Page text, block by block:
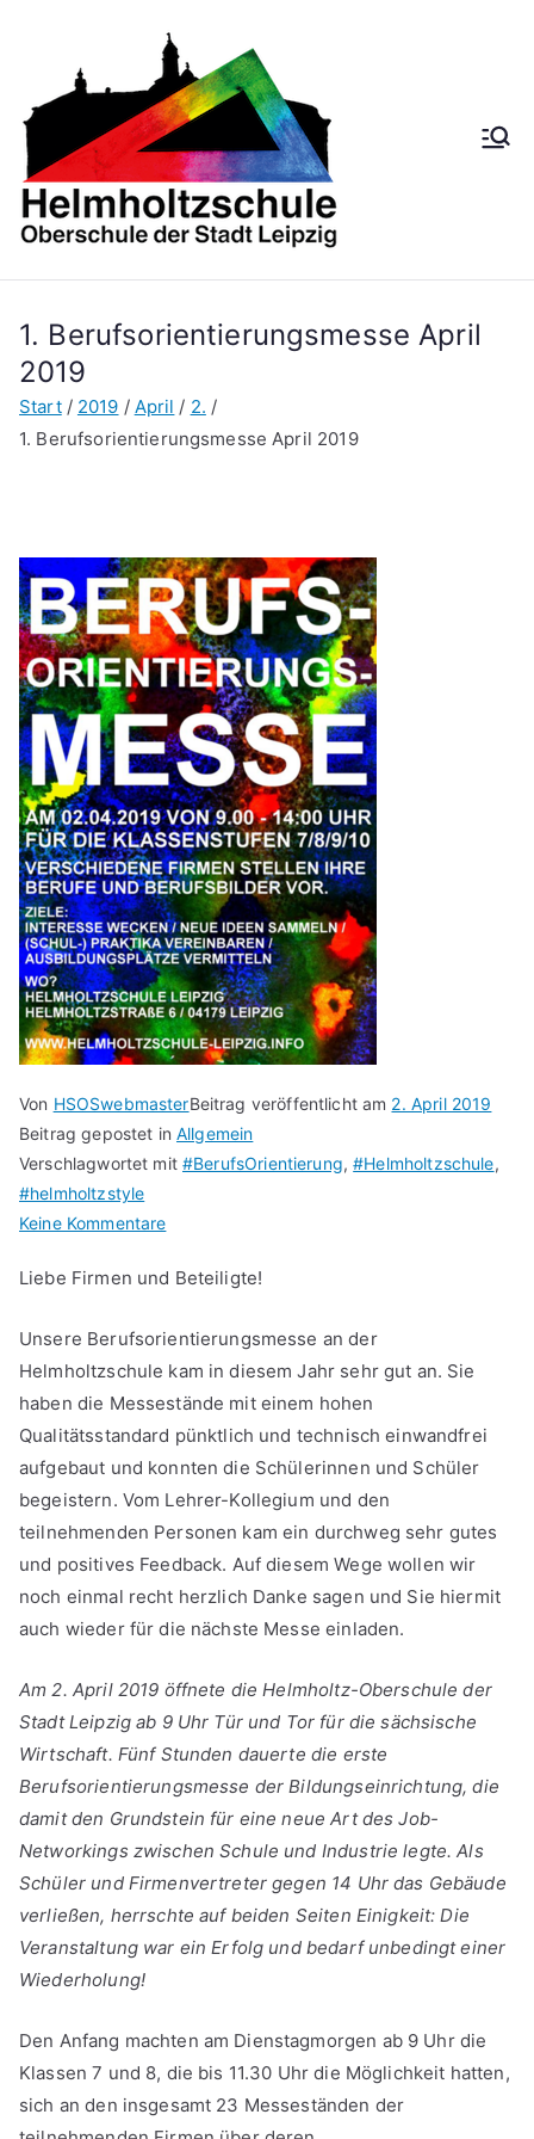
springen
ule
1. Berufsorientierungsmesse April
2019
Start 2019 April
2.
1. Berufsorientierungsmesse April 2019
Von HSOSwebmasterBeitrag veröffentlicht am 2. April 2019
Beitrag gepostet inAllgemein
Verschlagwortet mit#BerufsOrientierung,#Helmholtzschule,
#helmholtzstyle
Keine Kommentarezu
Berufsorientierungsmesse
2019
Liebe Firmen und Beteiligte!
Unsere Berufsorientierungsmesse an der
Helmholtzschule kam in diesem Jahr sehr gut an. Sie
haben die Messestände mit einem hohen
Qualitätsstandard pünktlich und technisch einwandfrei
aufgebaut und konnten die Schülerinnen und Schüler
begeistern. Vom Lehrer-Kollegium und den
teilnehmenden Personen kam ein durchweg sehr gutes
und positives Feedback. Auf diesem Wege wollen wir
noch einmal recht herzlich Danke sagen und Sie hiermit
auch wieder für die nächste Messe einladen.
Am 2. April 2019 öffnete die Helmholtz-Oberschule der
Stadt Leipzig ab 9 Uhr Tür und Tor für die sächsische
Wirtschaft. Fünf Stunden dauerte die erste
Berufsorientierungsmesse der Bildungseinrichtung, die
damit den Grundstein für eine neue Art des Job-
Networkings zwischen Schule und Industrie legte. Als
Schüler und Firmenvertreter gegen 14 Uhr das Gebäude
verließen, herrschte auf beiden Seiten Einigkeit: Die
Veranstaltung war ein Erfolg und bedarf unbedingt einer
Wiederholung!
Den Anfang machten am Dienstagmorgen ab 9 Uhr die
Klassen 7 und 8, die bis 11.30 Uhr die Möglichkeit hatten,
sich an den insgesamt 23 Messeständen der